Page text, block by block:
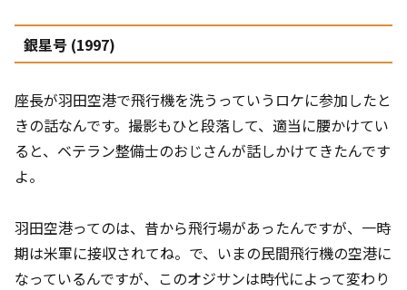
銀星号 (1997)
座長が羽田空港で飛行機を洗うっていうロケに参加したと
きの話なんです。撮影もひと段落して、適当に腰かけてい
ると、ベテラン整備士のおじさんが話しかけてきたんです
よ。
羽田空港ってのは、昔から飛行場があったんですが、一時
期は米軍に接収されてね。で、いまの民間飛行機の空港に
なっているんですが、このオジサンは時代によって変わり